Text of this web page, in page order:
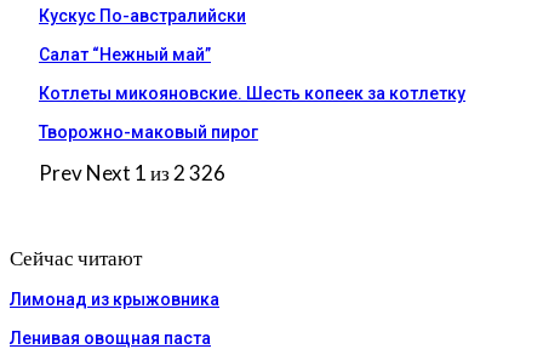
Кускус По-австралийски
Салат “Нежный май”
Котлеты микояновские. Шесть копеек за котлетку
Творожно-маковый пирог
PrevNext 1 из 2 326
Сейчас читают
Лимонад из крыжовника
Ленивая овощная паста